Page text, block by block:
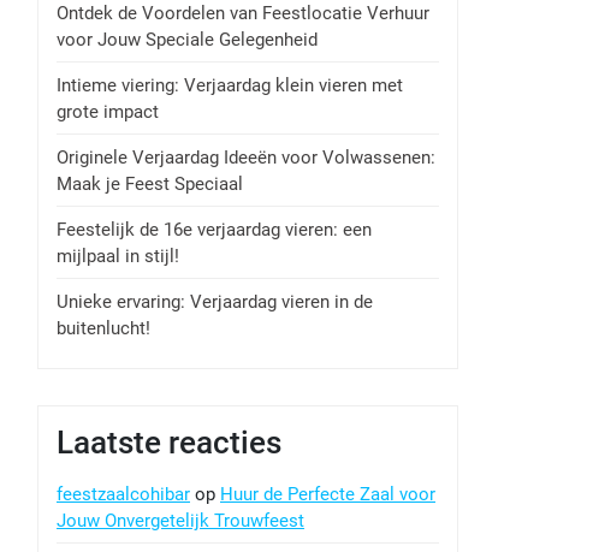
Ontdek de Voordelen van Feestlocatie Verhuur
voor Jouw Speciale Gelegenheid
Intieme viering: Verjaardag klein vieren met
grote impact
Originele Verjaardag Ideeën voor Volwassenen:
Maak je Feest Speciaal
Feestelijk de 16e verjaardag vieren: een
mijlpaal in stijl!
Unieke ervaring: Verjaardag vieren in de
buitenlucht!
Laatste reacties
feestzaalcohibar op Huur de Perfecte Zaal voor
Jouw Onvergetelijk Trouwfeest